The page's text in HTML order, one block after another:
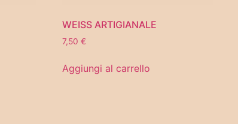
WEISS ARTIGIANALE
7,50€
Aggiungi al carrello